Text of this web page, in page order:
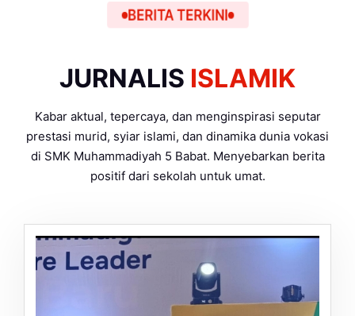
BERITA TERKINI
JURNALIS ISLAMIK
Kabar aktual, tepercaya, dan menginspirasi seputar
prestasi murid, syiar islami, dan dinamika dunia vokasi
di SMK Muhammadiyah 5 Babat. Menyebarkan berita
positif dari sekolah untuk umat.